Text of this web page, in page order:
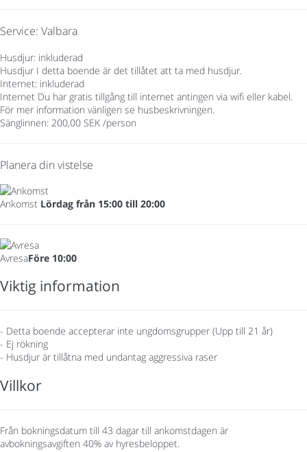
Service: Valbara
Husdjur: inkluderad
Husdjur I detta boende är det tillåtet att ta med husdjur.
Internet: inkluderad
Internet Du har gratis tillgång till internet antingen via wifi eller kabel.
För mer information vänligen se husbeskrivningen.
Sänglinnen: 200,00 SEK /person
Planera din vistelse
Ankomst Lördag från 15:00 till 20:00
AvresaFöre 10:00
Viktig information
- Detta boende accepterar inte ungdomsgrupper (Upp till 21 år)
- Ej rökning
- Husdjur är tillåtna med undantag aggressiva raser
Villkor
Från bokningsdatum till 43 dagar till ankomstdagen är
avbokningsavgiften 40% av hyresbeloppet.